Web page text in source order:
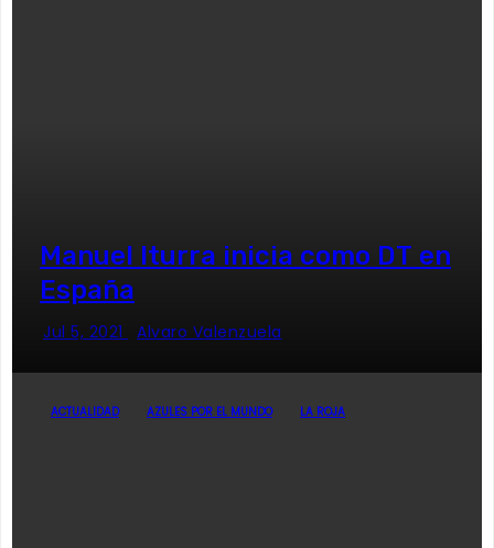
Manuel Iturra inicia como DT en
España
Jul 5, 2021 Alvaro Valenzuela
ACTUALIDAD AZULES POR EL MUNDO LA ROJA